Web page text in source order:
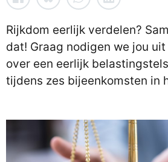
Rijkdom eerlijk verdelen?
dat! Graag nodigen we jou
over een eerlijk
tijdens zes bijeenkomsten in